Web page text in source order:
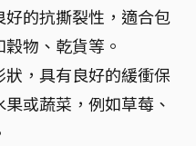
的抗撕裂性，適合包
物、乾貨等。
，具有良好的緩衝保
或蔬菜，例如草莓、